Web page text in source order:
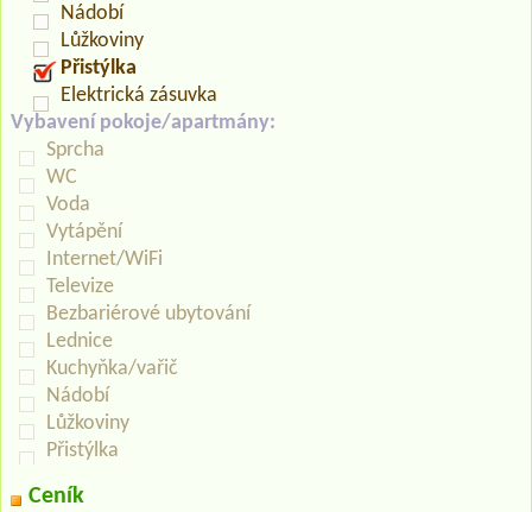
Nádobí
Lůžkoviny
Přistýlka
Elektrická zásuvka
Vybavení pokoje/apartmány:
Sprcha
WC
Voda
Vytápění
Internet/WiFi
Televize
Bezbariérové ubytování
Lednice
Kuchyňka/vařič
Nádobí
Lůžkoviny
Přistýlka
Ceník